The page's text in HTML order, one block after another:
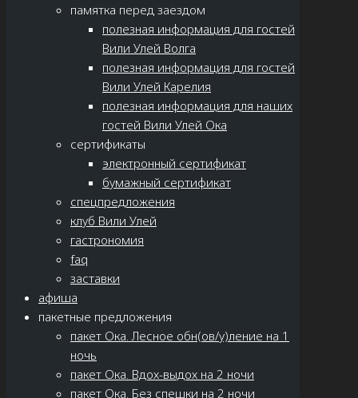
памятка перед заездом
полезная информация для гостей
Вили Улей Волга
полезная информация для гостей
Вили Улей Карелия
полезная информация для наших
гостей Вили Улей Ока
сертификаты
электронный сертификат
бумажный сертификат
спецпредложения
клуб Вили Улей
гастрономия
faq
заставки
афиша
пакетные предложения
пакет Ока. Лесное обн(ов/у)ление на 1
ночь
пакет Ока. Вдох-выдох на 2 ночи
пакет Ока. Без спешки на 2 ночи